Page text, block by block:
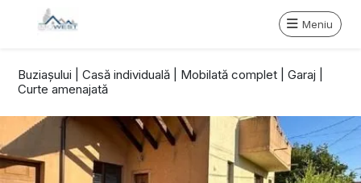
Meniu
Buziașului | Casă individuală | Mobilată complet | Garaj |
Curte amenajată